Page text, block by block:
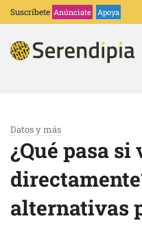
Suscríbete Anúnciate Apoya
Datos y más
¿Qué pasa si
alternativas